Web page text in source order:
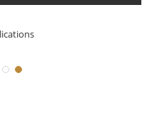
Fleurier